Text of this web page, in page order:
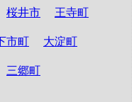
桜井市 王寺町
市町 大淀町
三郷町